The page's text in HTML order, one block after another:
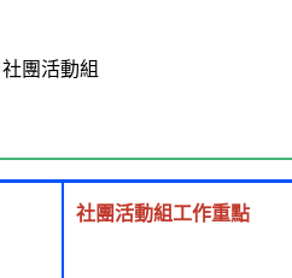
社團活動組
社團活動組工作重點